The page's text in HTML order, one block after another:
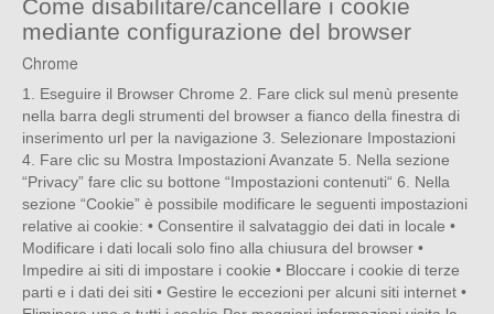
Come disabilitare/cancellare i cookie
mediante configurazione del browser
Chrome
1. Eseguire il Browser Chrome 2. Fare click sul menù presente
nella barra degli strumenti del browser a fianco della finestra di
inserimento url per la navigazione 3. Selezionare Impostazioni
4. Fare clic su Mostra Impostazioni Avanzate 5. Nella sezione
“Privacy” fare clic su bottone “Impostazioni contenuti“ 6. Nella
sezione “Cookie” è possibile modificare le seguenti impostazioni
relative ai cookie: • Consentire il salvataggio dei dati in locale •
Modificare i dati locali solo fino alla chiusura del browser •
Impedire ai siti di impostare i cookie • Bloccare i cookie di terze
parti e i dati dei siti • Gestire le eccezioni per alcuni siti internet •